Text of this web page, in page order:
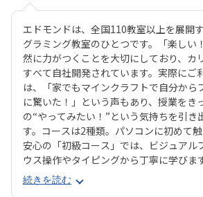
エドモンドは、全国110教室以上を展開
グラミング教室のひとつです。「楽しい
然に力がつくことを大切にしており、カ
すべて自社開発されています。実際にご
は、「家でもマインクラフトで自分から
に驚いた！」という声もあり、授業をき
の“やってみたい！”という気持ちを引き
す。コースは2種類。パソコンに初めて
安心の「初級コース」では、ビジュアル
ウス操作やタイピングから丁寧に学びま
の世界でキャラクター「エージェント」
ら、プログラミングを体験的に習得でき
続きを読む